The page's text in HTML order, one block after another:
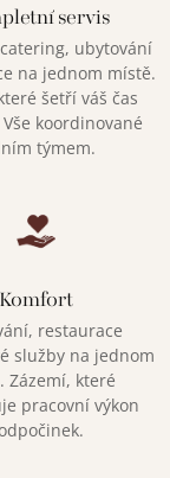
servis
ubytování
na jednom místě.
šetří váš čas
koordinované
týmem.
Komfort
restaurace
služby na jednom
Zázemí, které
pracovní výkon